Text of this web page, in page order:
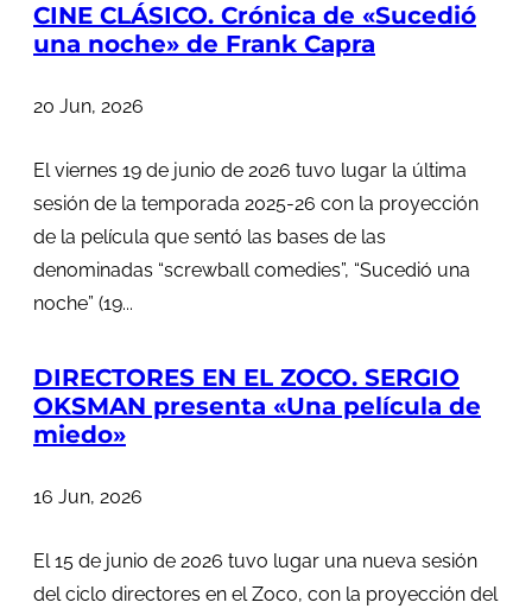
CINE CLÁSICO. Crónica de «Sucedió
una noche» de Frank Capra
20 Jun, 2026
El viernes 19 de junio de 2026 tuvo lugar la última
sesión de la temporada 2025-26 con la proyección
de la película que sentó las bases de las
denominadas “screwball comedies”, “Sucedió una
noche” (19...
DIRECTORES EN EL ZOCO. SERGIO
OKSMAN presenta «Una película de
miedo»
16 Jun, 2026
El 15 de junio de 2026 tuvo lugar una nueva sesión
del ciclo directores en el Zoco, con la proyección del